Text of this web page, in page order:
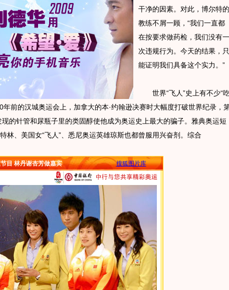
干净的因素。对此，博尔特的
教练不屑一顾，“我们一直都
在按要求做药检，我们没有一
次违规行为。今天的结果，只
能证明我们具备这个实力。”
世界“飞人”史上有不少“
年前的汉城奥运会上，加拿大的本·约翰逊决赛时大幅度打破世界纪录，
现的针管和尿瓶子里的类固醇使他成为奥运史上最大的骗子。雅典奥运短
林、美国女“飞人”、悉尼奥运英雄琼斯也都曾服用兴奋剂。综合
目 林丹谢杏芳做嘉宾 搜狐图片库